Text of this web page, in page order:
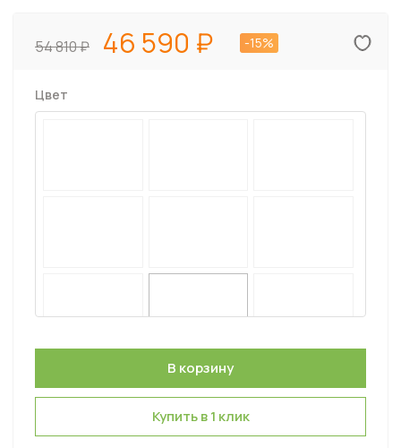
54 810 46 590 -15%
Цвет
Купить в 1 клик